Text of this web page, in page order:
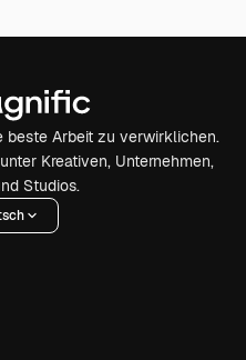
beste Arbeit zu verwirklichen.
Kreativen, Unternehmen,
Studios.